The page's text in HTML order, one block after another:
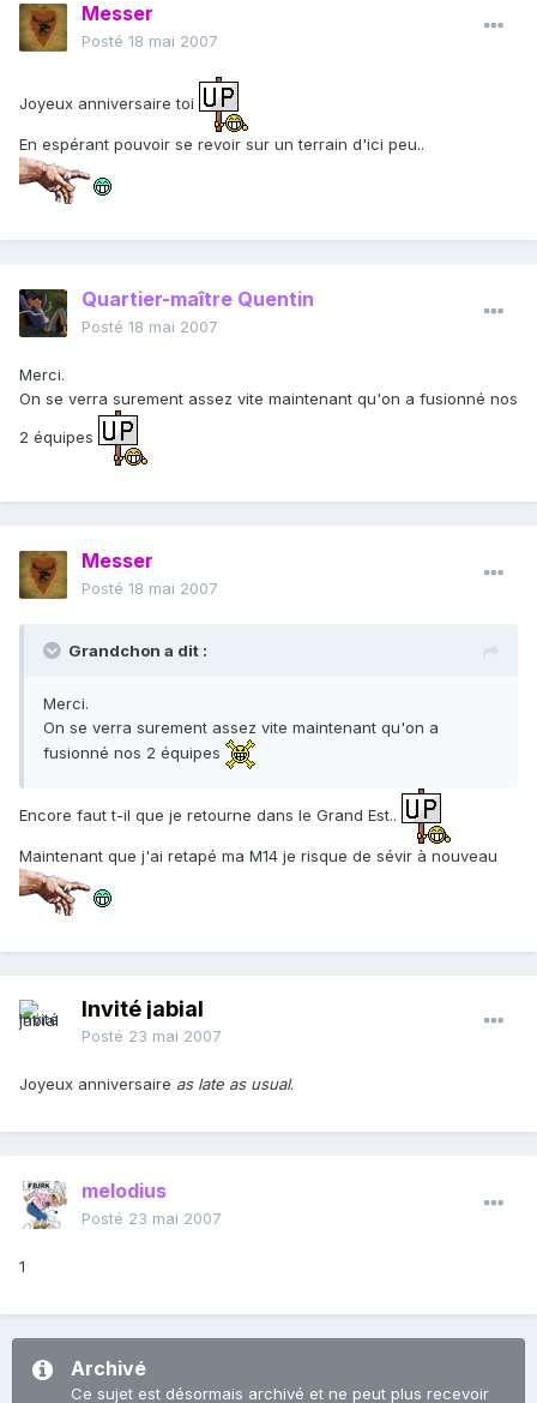
Messer
Posté 18 mai 2007
Joyeux anniversaire toi
En espérant pouvoir se revoir sur un terrain d'ici peu..
Quartier-maître Quentin
Posté 18 mai 2007
Merci.
On se verra surement assez vite maintenant qu'on a fusionné nos
2 équipes
Messer
Posté 18 mai 2007
Grandchon a dit :
Merci.
On se verra surement assez vite maintenant qu'on a
fusionné nos 2 équipes
Encore faut t-il que je retourne dans le Grand Est..
Maintenant que j'ai retapé ma M14 je risque de sévir à nouveau
Invité jabial
Posté 23 mai 2007
Joyeux anniversaire as late as usual.
melodius
Posté 23 mai 2007
1
Archivé
Ce sujet est désormais archivé et ne peut plus recevoir